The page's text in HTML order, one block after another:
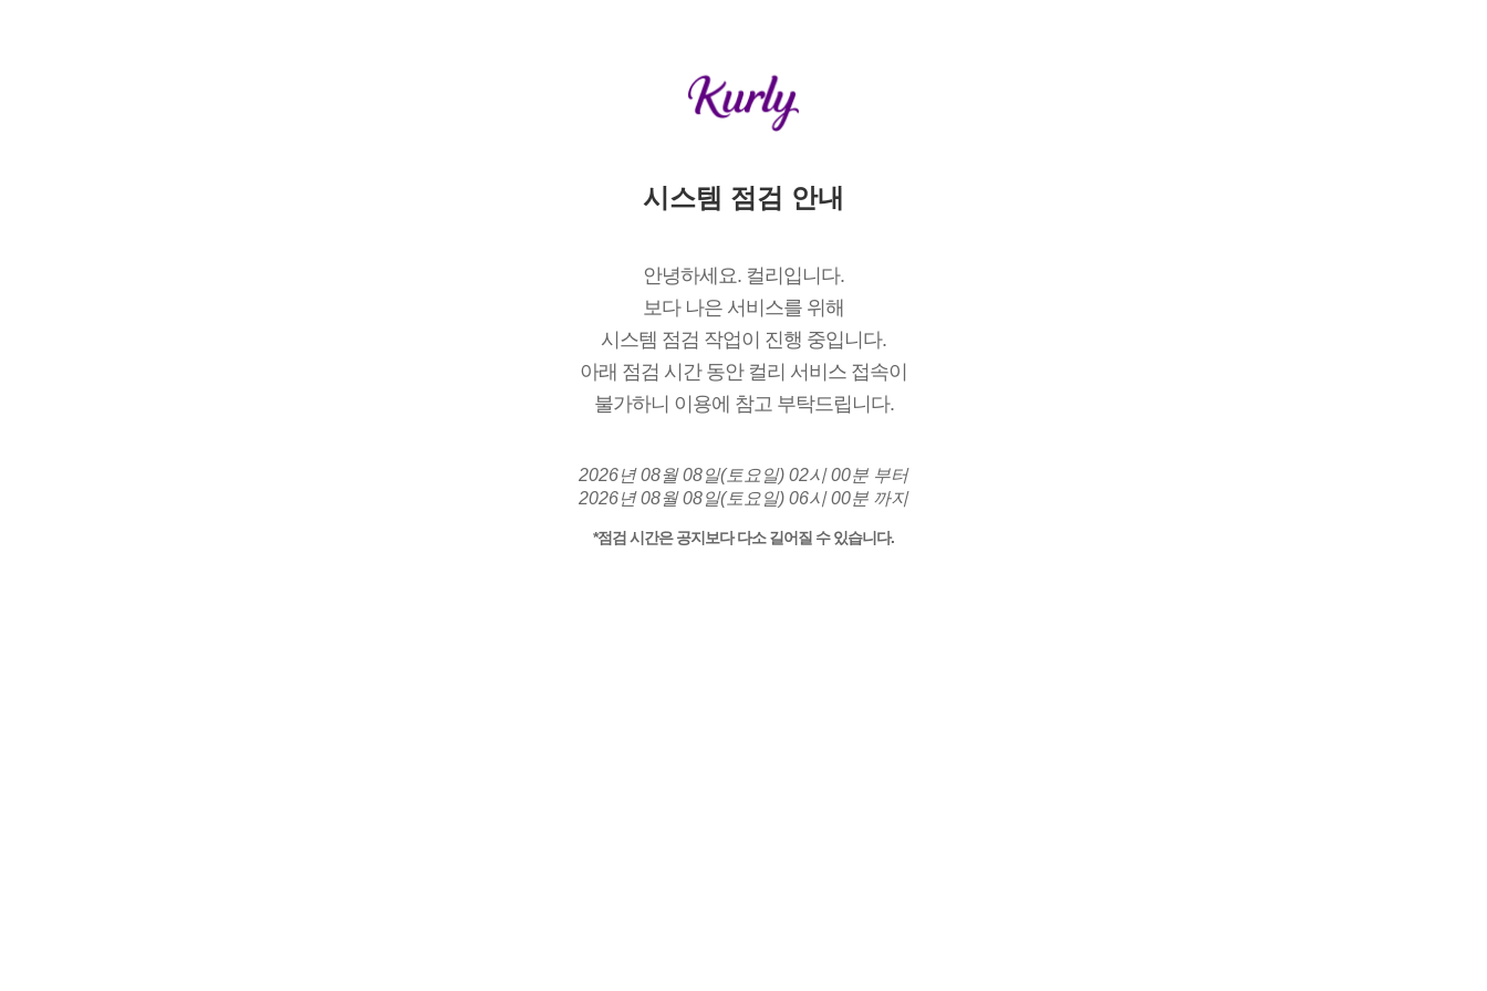
시스템 점검 안내
안녕하세요. 컬리입니다.
보다 나은 서비스를 위해
시스템 점검 작업이 진행 중입니다.
아래 점검 시간 동안 컬리 서비스 접속이
불가하니 이용에 참고 부탁드립니다.
2026년 08월 08일(토요일) 02시 00분 부터
2026년 08월 08일(토요일) 06시 00분 까지
*점검 시간은 공지보다 다소 길어질 수 있습니다.